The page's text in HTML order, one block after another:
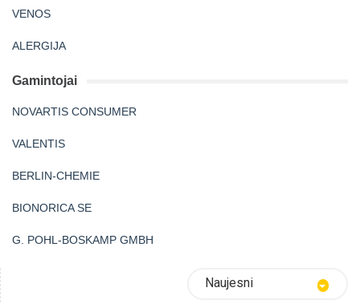
VENOS
ALERGIJA
Gamintojai
NOVARTIS CONSUMER
VALENTIS
BERLIN-CHEMIE
BIONORICA SE
G. POHL-BOSKAMP GMBH
Naujesni